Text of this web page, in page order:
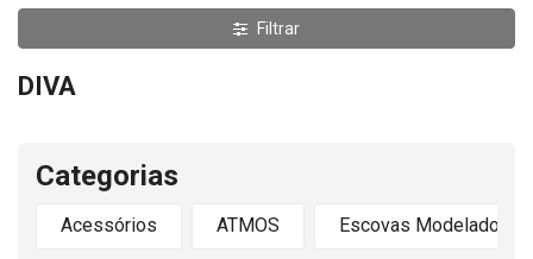
Filtrar
DIVA
Categorias
Acessórios ATMOS Escovas Modeladoras